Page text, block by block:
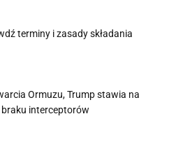
terminy i zasady składania
Ormuzu, Trump stawia na
interceptorów